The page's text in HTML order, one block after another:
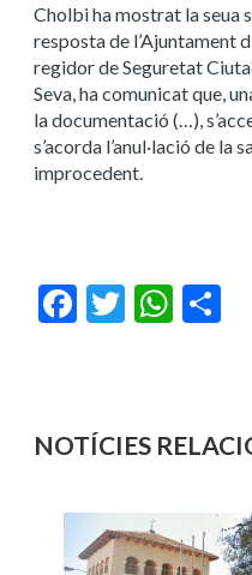
Cholbi ha mostrat la seua
resposta de l’Ajuntament
regidor de Seguretat
Seva, ha comunicat que,
la documentació (…),
s’acorda l’anul·lació de
improcedent.
Facebook
Twitter WhatsApp
NOTÍCIES